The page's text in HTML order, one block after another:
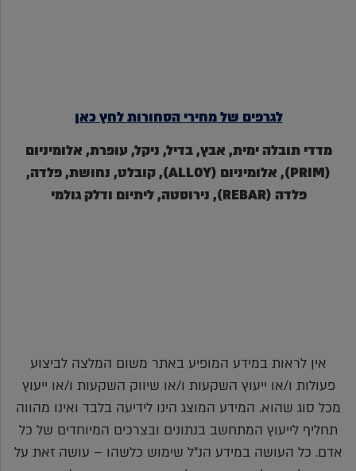
לגרפים של מחירי הסחורות לחץ כאן
מדדי תובלה ימית, אבץ, בדיל, ניקל, עופרת, אלומיניום
(PRIM), אלומיניום (ALLOY), קובלט, נחושת, פלדה,
פלדה (REBAR), נירוסטה, ליתיום ודלק גולמי
אין לראות במידע המופיע באתר משום המלצה לביצוע
פעולות ו/או ייעוץ השקעות ו/או שיווק השקעות ו/או ייעוץ
מכל סוג שהוא. המידע המוצג הינו לידיעה בלבד ואינו מהווה
תחליף לייעוץ המתחשב בנתונים ובצרכים המיוחדים של כל
אדם. כל העושה במידע הנ"ל שימוש כלשהו – עושה זאת על